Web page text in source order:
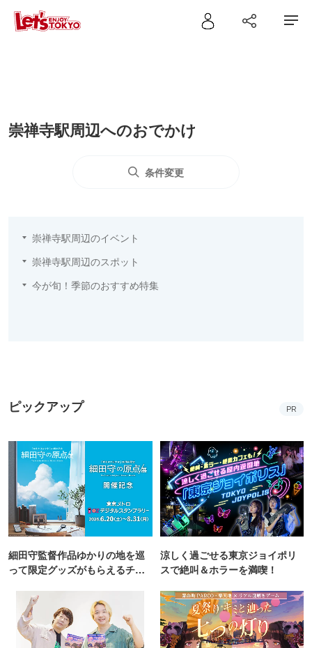
崇禅寺駅周辺へのおでかけ
条件変更
崇禅寺駅周辺のイベント
崇禅寺駅周辺のスポット
今が旬！季節のおすすめ特集
ピックアップ PR
細田守監督作品ゆかりの地を巡
って限定グッズがもらえるチャ
涼しく過ごせる東京ジョイポリ
スで絶叫＆ホラーを満喫！